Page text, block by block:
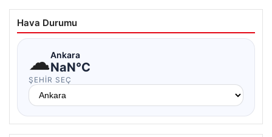
Hava Durumu
☁Ankara
NaN°C
ŞEHIR SEÇ